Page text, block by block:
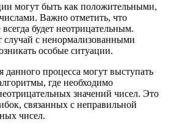
могут быть как положительными,
Важно отметить, что
будет неотрицательным.
случай с ненормализованными
особые ситуации.
данного процесса могут выступать
где необходимо
значений чисел. Это
связанных с неправильной
чисел.